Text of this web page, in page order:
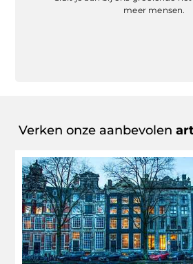
meer mensen.
Verken onze aanbevolen